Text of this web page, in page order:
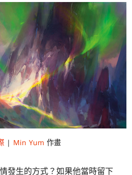
| Min Yum 作畫
發生的方式？如果他當時留下